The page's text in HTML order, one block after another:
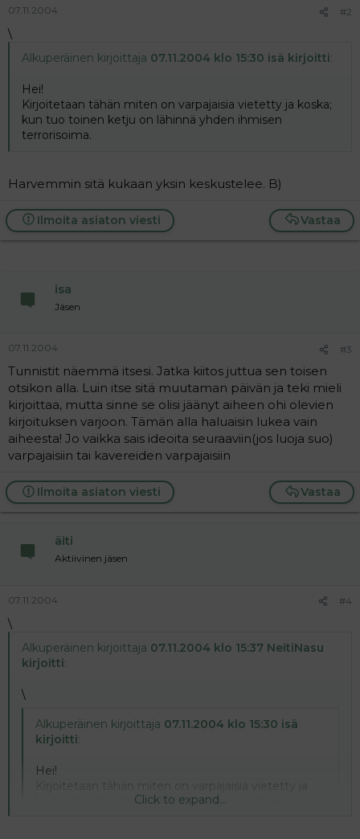
07.11.2004 #2
\
Alkuperäinen kirjoittaja 07.11.2004 klo 15:30 isä kirjoitti:
Hei!
Kirjoitetaan tähän miten on varpajaisia vietetty ja koska;
kun tuo toinen ketju on lähinnä yhden ihmisen
terrorisoima.
Harvemmin sitä kukaan yksin keskustelee. B)
Vastaa
Ilmoita asiaton viesti
isa
Jäsen
07.11.2004 #3
Tunnistit näemmä itsesi. Jatka kiitos juttua sen toisen
otsikon alla. Luin itse sitä muutaman päivän ja teki mieli
kirjoittaa, mutta sinne se olisi jäänyt aiheen ohi olevien
kirjoituksen varjoon. Tämän alla haluaisin lukea vain
aiheesta! Jo vaikka sais ideoita seuraaviin(jos luoja suo)
varpajaisiin tai kavereiden varpajaisiin
Vastaa
Ilmoita asiaton viesti
äiti
Aktiivinen jäsen
07.11.2004 #4
\
Alkuperäinen kirjoittaja 07.11.2004 klo 15:37 NeitiNasu
kirjoitti:
\
Alkuperäinen kirjoittaja 07.11.2004 klo 15:30 isä
kirjoitti:
Hei!
Kirjoitetaan tähän miten on varpajaisia vietetty ja
koska; kun tuo toinen ketju on lähinnä yhden
Click to expand...